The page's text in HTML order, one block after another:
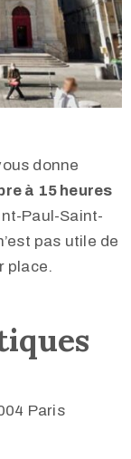
donne
à 15 heures
Paul-Saint-
pas utile de
place.
Paris